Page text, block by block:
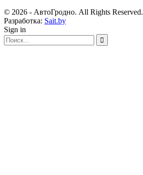
© 2026 - АвтоГродно. All Rights Reserved.
Разработка: Sait.by
Sign in